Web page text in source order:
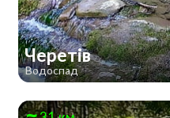
Черетів
Водоспад